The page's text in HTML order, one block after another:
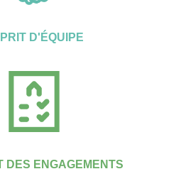
D'ÉQUIPE
DES ENGAGEMENTS